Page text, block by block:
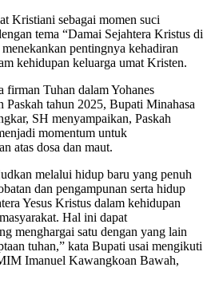
Kristiani sebagai momen suci
tema “Damai Sejahtera Kristus di
pentingnya kehadiran
kehidupan keluarga umat Kristen.
firman Tuhan dalam Yohanes
Paskah tahun 2025, Bupati Minahasa
SH menyampaikan, Paskah
momentum untuk
atas dosa dan maut.
melalui hidup baru yang penuh
dan pengampunan serta hidup
Yesus Kristus dalam kehidupan
Hal ini dapat
menghargai satu dengan yang lain
tuhan,” kata Bupati usai mengikuti
Imanuel Kawangkoan Bawah,